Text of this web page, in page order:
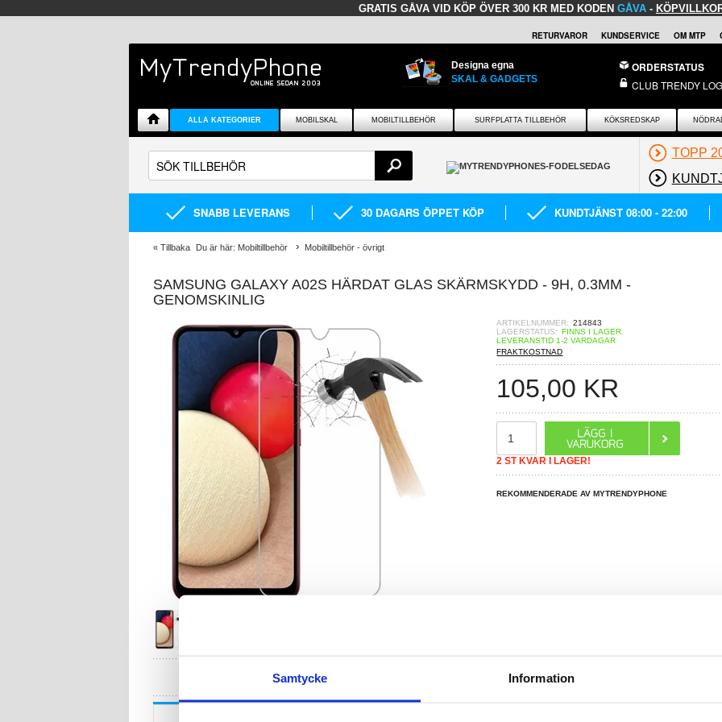
Samtycke Information
GRATIS GÅVA VID KÖP ÖVER 300 KR MED KODEN GÅVA -
RETURVAROR KUNDSERVICE OM MTP
Designa egna
SKAL & GADGETS
ORDERSTATUS
CLUB TRENDY
ALLA KATEGORIER MOBILSKAL MOBILTILLBEHÖR SURFPLATTA TILLBEHÖR KÖKSREDSKAP
TOPP
SNABB LEVERANS 30 DAGARS ÖPPET KÖP KUNDTJÄNST 08:00 - 22:00
« Tillbaka Du är här: Mobiltillbehör Mobiltillbehör - övrigt
SAMSUNG GALAXY A02S HÄRDAT GLAS SKÄRMSKYDD - 9H, 0.3MM -
GENOMSKINLIG
ARTIKELNUMMER: 214843
LAGERSTATUS: FINNS I LAGER.
LEVERANSTID 1-2 VARDAGAR
FRAKTKOSTNAD
105,00 KR
2 ST KVAR I LAGER!
REKOMMENDERADE AV MYTRENDYPHONE
LIVE CHAT